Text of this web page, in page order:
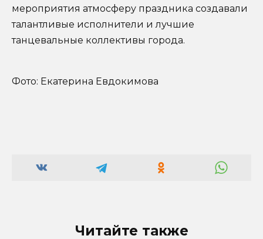
мероприятия атмосферу праздника создавали
талантливые исполнители и лучшие
танцевальные коллективы города.
Фото: Екатерина Евдокимова
Читайте также